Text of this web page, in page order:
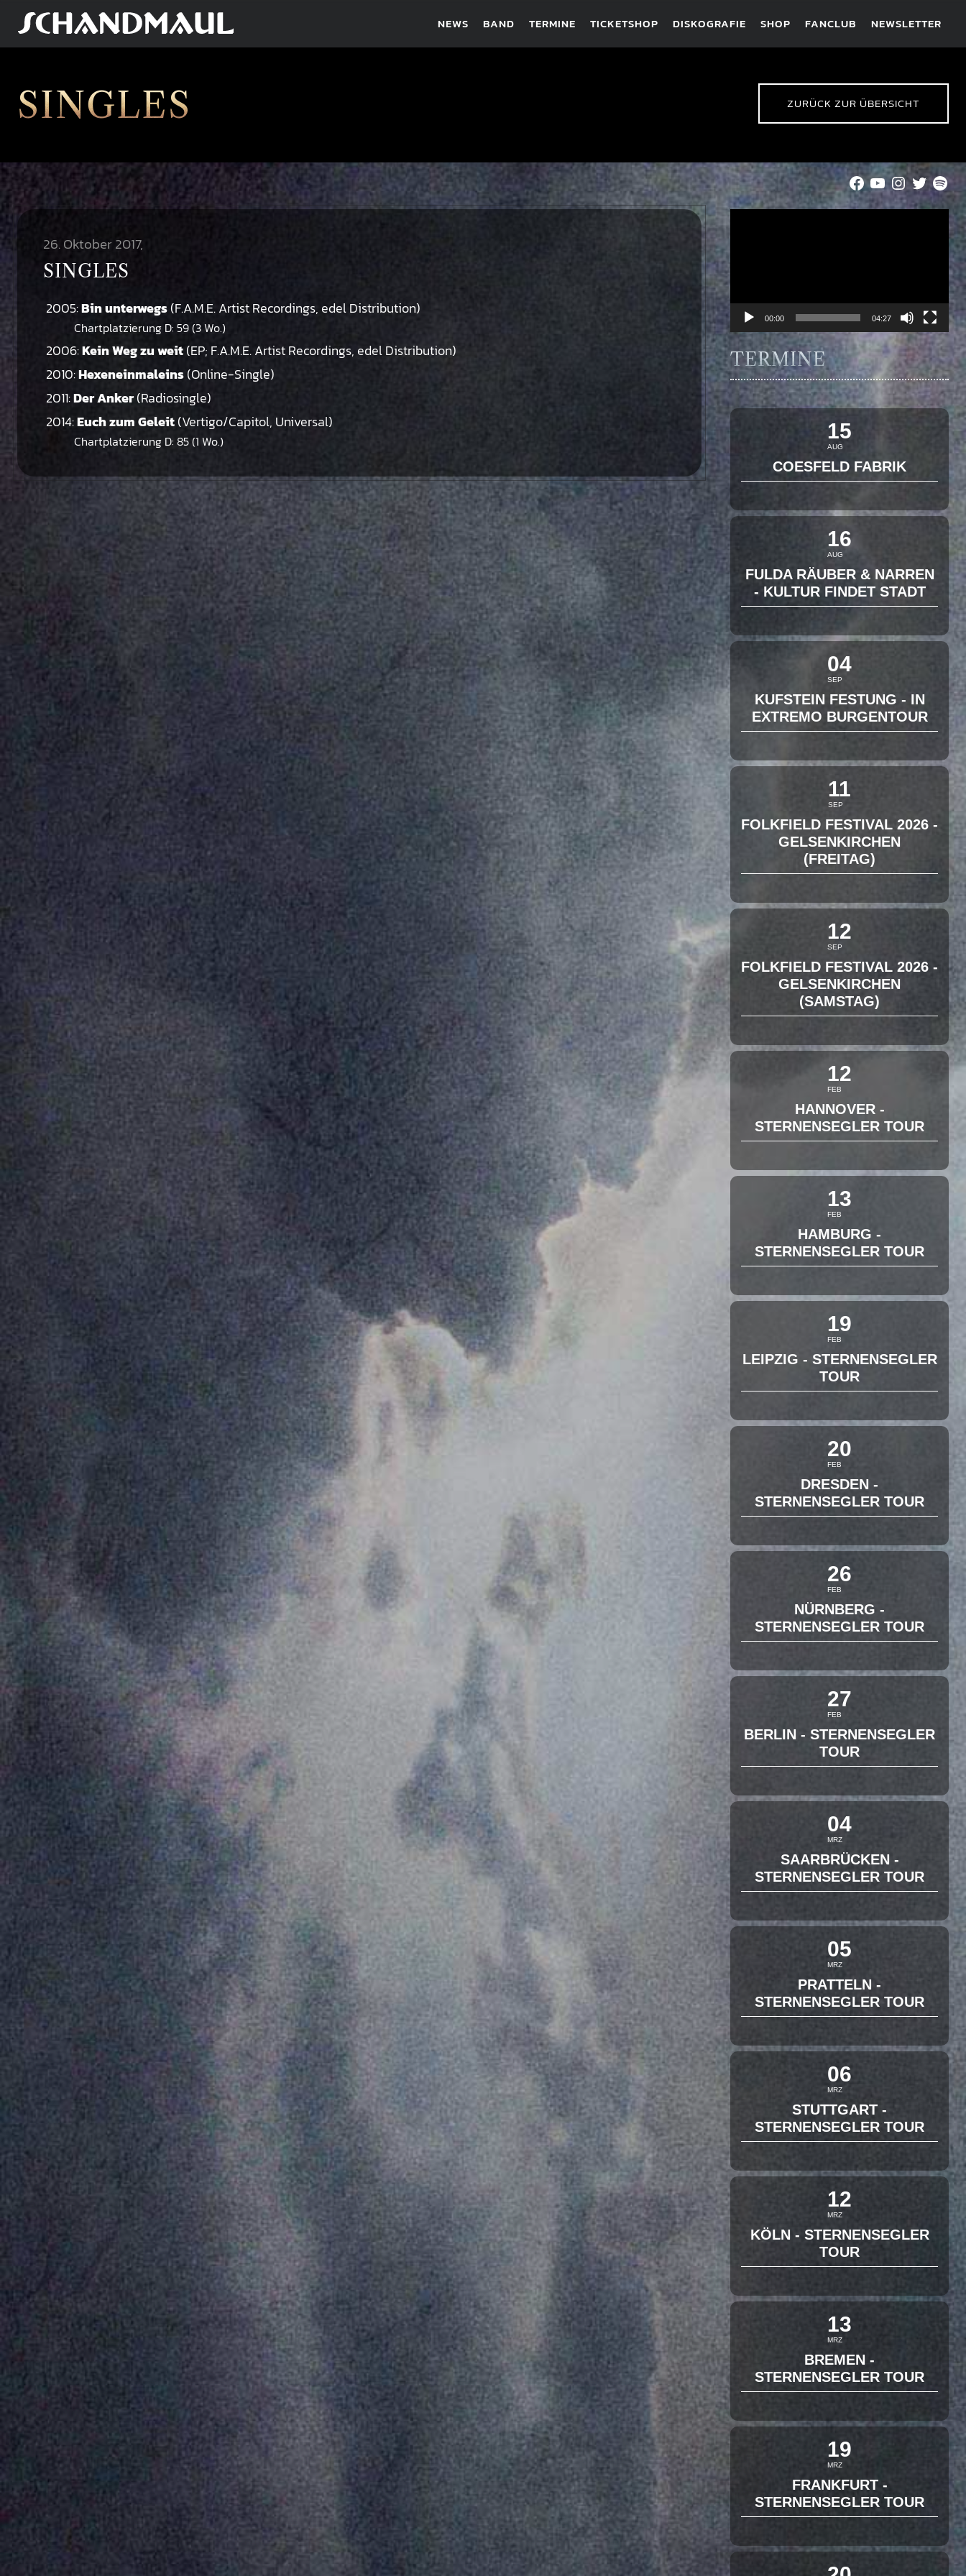
NEWS BAND TERMINE TICKETSHOP DISKOGRAFIE SHOP FANCLUB NEWSLETTER
SINGLES
Facebook
YouTube
Instagram
Twitter
ZURÜCK ZUR ÜBERSICHT
26. Oktober 2017
SINGLES
2005:Bin unterwegs(F.A.M.E. Artist Recordings, edel Distribution)
Chartplatzierung D: 59 (3 Wo.)
2006:Kein Weg zu weit(EP; F.A.M.E. Artist Recordings, edel Distribution)
2010:Hexeneinmaleins(Online-Single)
2011:Der Anker(Radiosingle)
2014:Euch zum Geleit(Vertigo/Capitol, Universal)
Chartplatzierung D: 85 (1 Wo.)
00:00 04:27
TERMINE
15
AUG
COESFELD FABRIK
16
AUG
FULDA RÄUBER & NARREN
- KULTUR FINDET STADT
04
SEP
KUFSTEIN FESTUNG - IN
EXTREMO BURGENTOUR
11
SEP
FOLKFIELD FESTIVAL 2026 -
GELSENKIRCHEN
(FREITAG)
12
SEP
FOLKFIELD FESTIVAL 2026 -
GELSENKIRCHEN
(SAMSTAG)
12
FEB
HANNOVER -
STERNENSEGLER TOUR
13
FEB
HAMBURG -
STERNENSEGLER TOUR
19
FEB
LEIPZIG - STERNENSEGLER
TOUR
20
FEB
DRESDEN -
STERNENSEGLER TOUR
26
FEB
NÜRNBERG -
STERNENSEGLER TOUR
27
FEB
BERLIN - STERNENSEGLER
TOUR
04
MRZ
SAARBRÜCKEN -
STERNENSEGLER TOUR
05
MRZ
PRATTELN -
STERNENSEGLER TOUR
06
MRZ
STUTTGART -
STERNENSEGLER TOUR
12
MRZ
KÖLN - STERNENSEGLER
TOUR
13
MRZ
BREMEN -
STERNENSEGLER TOUR
19
MRZ
FRANKFURT -
STERNENSEGLER TOUR